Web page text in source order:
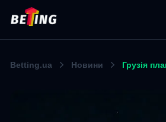
Betting.ua Новини Грузія